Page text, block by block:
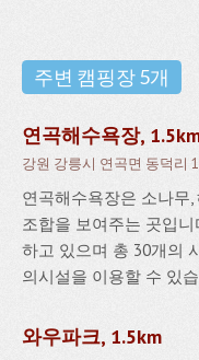
주변 캠핑장 5개
연곡해수욕장,
강원 강릉시 연곡면 동덕리
연곡해수욕장은 소나무
조합을 보여주는 곳입
하고 있으며 총 30개의
의시설을 이용할 수 있
와우파크, 1.5km